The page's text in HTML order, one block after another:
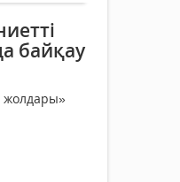
байқау
жолдары»